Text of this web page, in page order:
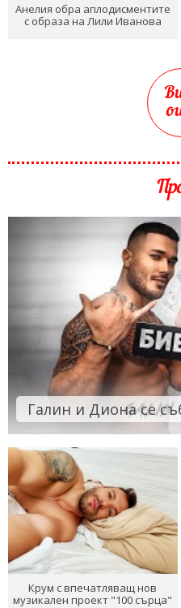
Анелия обра аплодисментите
с образа на Лили Иванова
Галин и Диона се
Крум с впечатляващ нов
музикален проект "100 сърца"